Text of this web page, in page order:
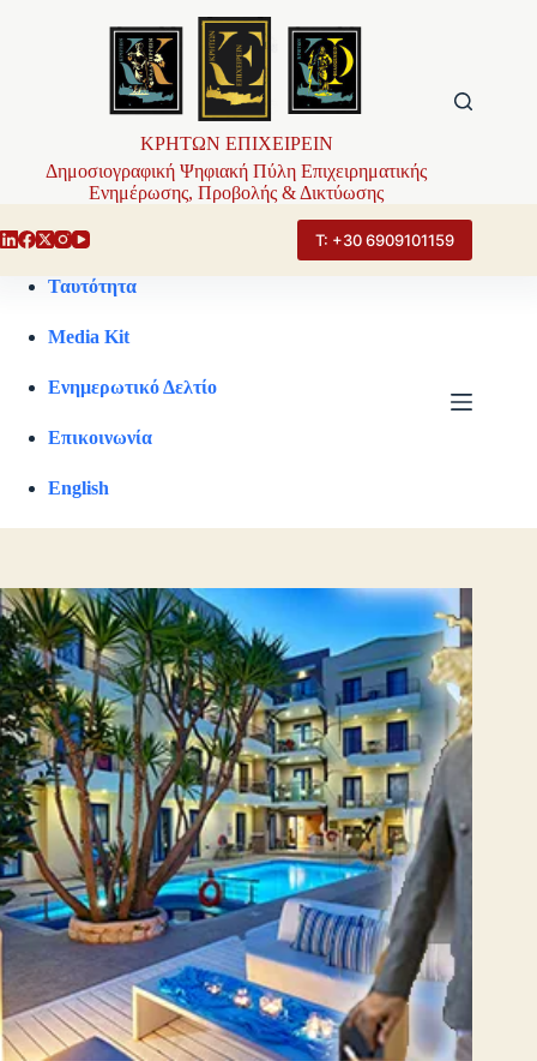
ΚΡΗΤΩΝ ΕΠΙΧΕΙΡΕΙΝ
Δημοσιογραφική Ψηφιακή Πύλη Επιχειρηματικής
Ενημέρωσης, Προβολής & Δικτύωσης
Τ: +30 6909101159
Ταυτότητα
Media Kit
Ενημερωτικό Δελτίο
Επικοινωνία
English